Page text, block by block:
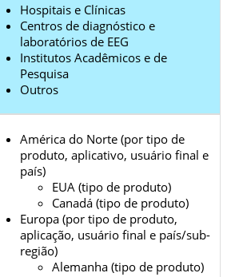
Hospitais e Clínicas
Centros de diagnóstico e
laboratórios de EEG
Institutos Acadêmicos e de
Pesquisa
Outros
América do Norte (por tipo de
produto, aplicativo, usuário final e
país)
EUA (tipo de produto)
Canadá (tipo de produto)
Europa (por tipo de produto,
aplicação, usuário final e país/sub-
região)
Alemanha (tipo de produto)